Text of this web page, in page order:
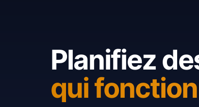
Planifiez
qui